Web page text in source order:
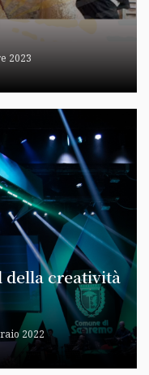
2023
della creatività
2022